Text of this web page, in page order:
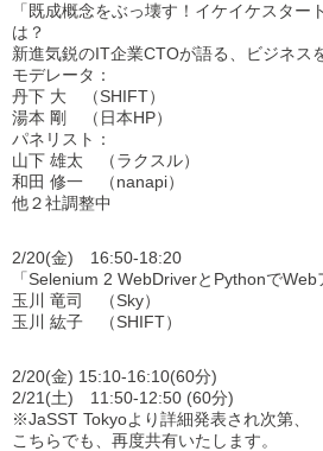
「既成概念をぶっ壊す！イケイケスター
は？
新進気鋭のIT企業CTOが語る、ビジネス
モデレータ：
丹下 大 （SHIFT）
湯本 剛 （日本HP）
パネリスト：
山下 雄太 （ラクスル）
和田 修一 （nanapi）
他２社調整中
2/20(金) 16:50-18:20
「Selenium 2 WebDriverとPythonでWeb
玉川 竜司 （Sky）
玉川 紘子 （SHIFT）
2/20(金) 15:10-16:10(60分)
2/21(土) 11:50-12:50 (60分)
※JaSST Tokyoより詳細発表され次第、
こちらでも、再度共有いたします。